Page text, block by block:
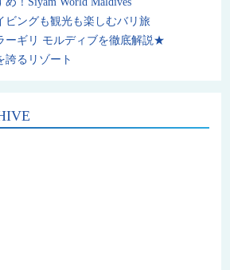
ビングも観光も楽しむバリ旅
ーギリ モルディブを徹底解説★
誇るリゾート